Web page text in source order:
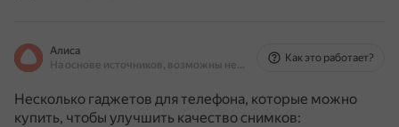
Алиса
На основе источников, возможны неточности
Как это работает?
Несколько гаджетов для телефона, которые можно
купить, чтобы улучшить качество снимков: